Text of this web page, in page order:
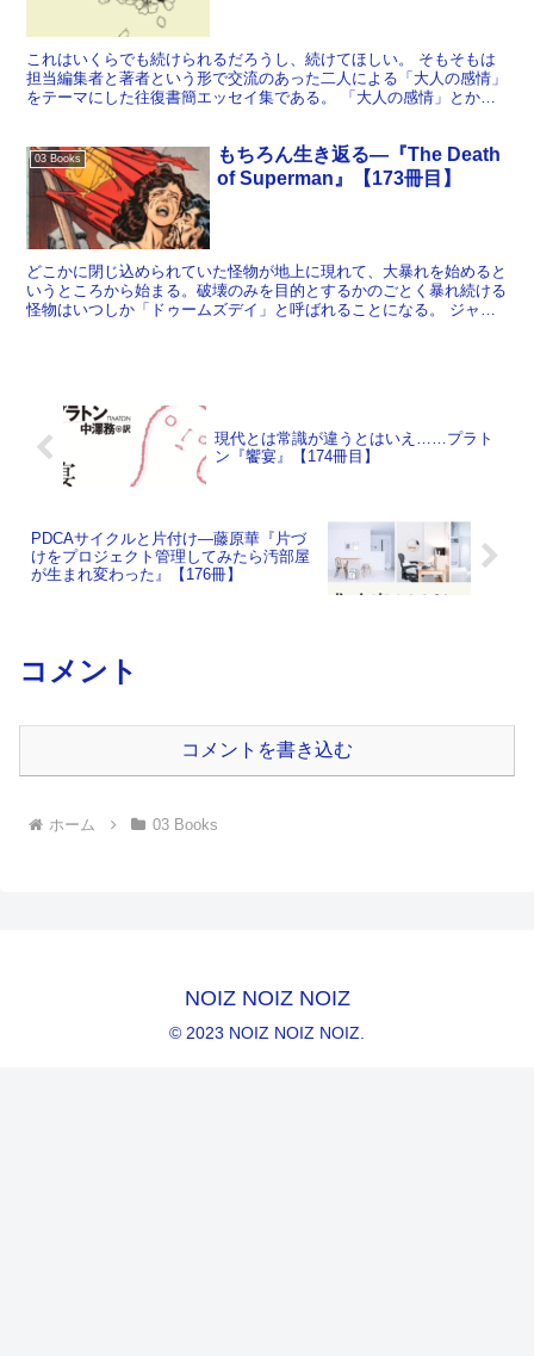
これはいくらでも続けられるだろうし、続けてほしい。 そもそもは
担当編集者と著者という形で交流のあった二人による「大人の感情」
をテーマにした往復書簡エッセイ集である。 「大人の感情」とか言
03 Books
もちろん生き返る―『The Death
of Superman』【173冊目】
どこかに閉じ込められていた怪物が地上に現れて、大暴れを始めると
いうところから始まる。破壊のみを目的とするかのごとく暴れ続ける
怪物はいつしか「ドゥームズデイ」と呼ばれることになる。 ジャス
現代とは常識が違うとはいえ……プラト
ン『饗宴』【174冊目】
PDCAサイクルと片付け―藤原華『片づ
けをプロジェクト管理してみたら汚部屋
が生まれ変わった』【176冊】
コメント
コメントを書き込む
ホーム 03 Books
NOIZ NOIZ NOIZ
© 2023 NOIZ NOIZ NOIZ.